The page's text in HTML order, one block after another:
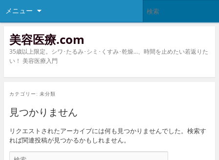
メニュー
美容医療.com
35歳以上限定。シワ･たるみ･シミ･くすみ･乾燥…、時間を止めたい若返りた
い！ 美容医療入門
カテゴリー: 未分類
見つかりません
リクエストされたアーカイブには何も見つかりませんでした。検索す
れば関連投稿が見つかるかもしれません。